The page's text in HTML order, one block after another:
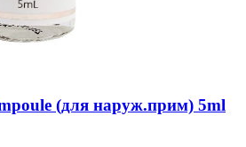
(для наруж.прим) 5ml